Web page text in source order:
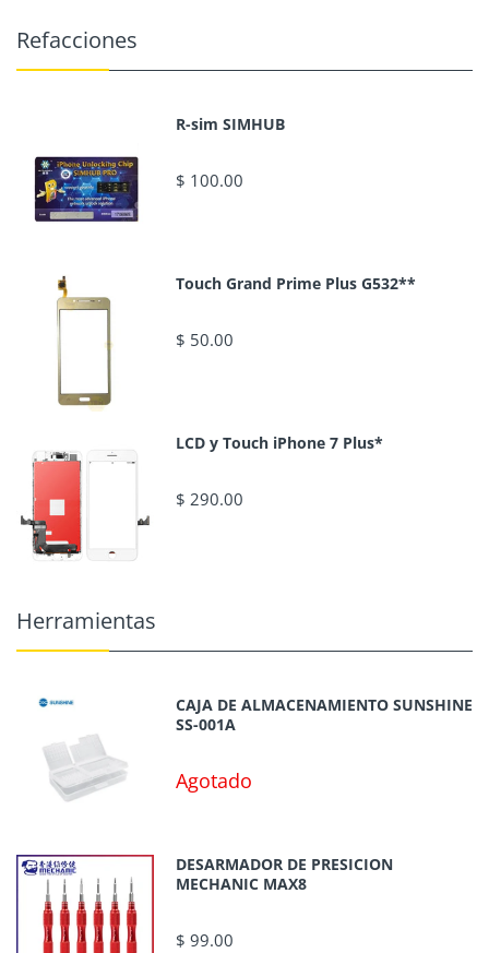
Refacciones
R-sim SIMHUB
$ 100.00
Touch Grand Prime Plus G532**
$ 50.00
LCD y Touch iPhone 7 Plus*
$ 290.00
Herramientas
CAJA DE ALMACENAMIENTO SUNSHINE
SS-001A
Agotado
DESARMADOR DE PRESICION
MECHANIC MAX8
$ 99.00